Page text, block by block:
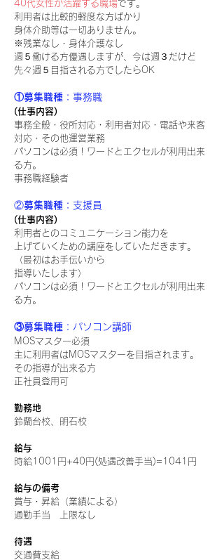
40代女性が活躍する職場です。
利用者は比較的軽度な方ばかり
身体介助等は一切ありません。
※残業なし・身体介護なし
週５働ける方優遇しますが、今は週３だけど
先々週５目指される方でしたらOK
①募集職種 ：事務職
(仕事内容)
事務全般・役所対応・利用者対応・電話や来客
対応・その他運営業務
パソコンは必須！ワードとエクセルが利用出来
る方。
​事務職経験者
②募集職種 ：支援員
(仕事内容)
利用者とのコミュニケーション能力を
上げていくための講座をしていただきます。
（最初はお手伝いから
指導いたします）
パソコンは必須！ワードとエクセルが利用出来
る方。
③募集職種 ： パソコン講師
MOSマスター必須
主に利用者はMOSマスターを目指されます。
その指導が出来る方​
正社員登用可
勤務地
​鈴蘭台校、明石校
給与
時給1001円+40円(処遇改善手当)=1041円
給与の備考
賞与・昇給（業績による）
通勤手当 上限なし
待遇
交通費支給